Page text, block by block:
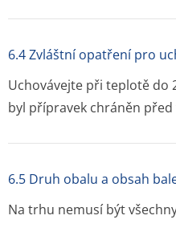
6.4 Zvláštní opatření pro
Uchovávejte při teplotě do
byl přípravek chráněn před
6.5 Druh obalu a obsah
Na trhu nemusí být